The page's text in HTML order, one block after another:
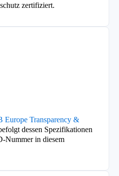
zertifiziert.
Europe Transparency &
dessen Spezifikationen
Nummer in diesem